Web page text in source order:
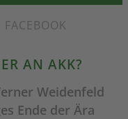
FACEBOOK
AN AKK?
Weidenfeld
Ende der Ära